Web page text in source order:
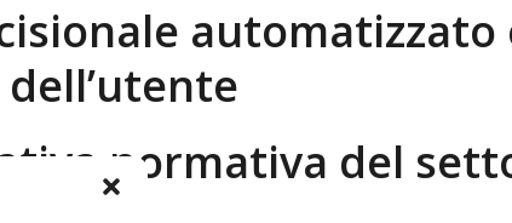
normativa del